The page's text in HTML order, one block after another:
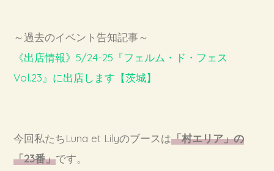
～過去のイベント告知記事～
《出店情報》5/24-25『フェルム・ド・フェス
Vol.23』に出店します【茨城】
今回私たちLuna et Lilyのブースは「村エリア」の
「23番」です。